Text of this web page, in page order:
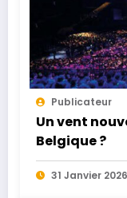
Publicateur
Un vent
Belgique ?
31 Janvier 2026